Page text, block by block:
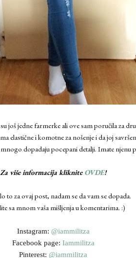
još jedne farmerke ali ove sam poručila za
elastične i komotne za nošenje i da joj
dopadaju pocepani detalji. Imate njenu
Za više informacija kliknite OVDE!
to za ovaj post, nadam se da vam se dopada.
sa mnom vaša mišljenja u komentarima. :)
Instagram: @iammilitza
Facebook page: Iammilitza
Pinterest: @iammilitza